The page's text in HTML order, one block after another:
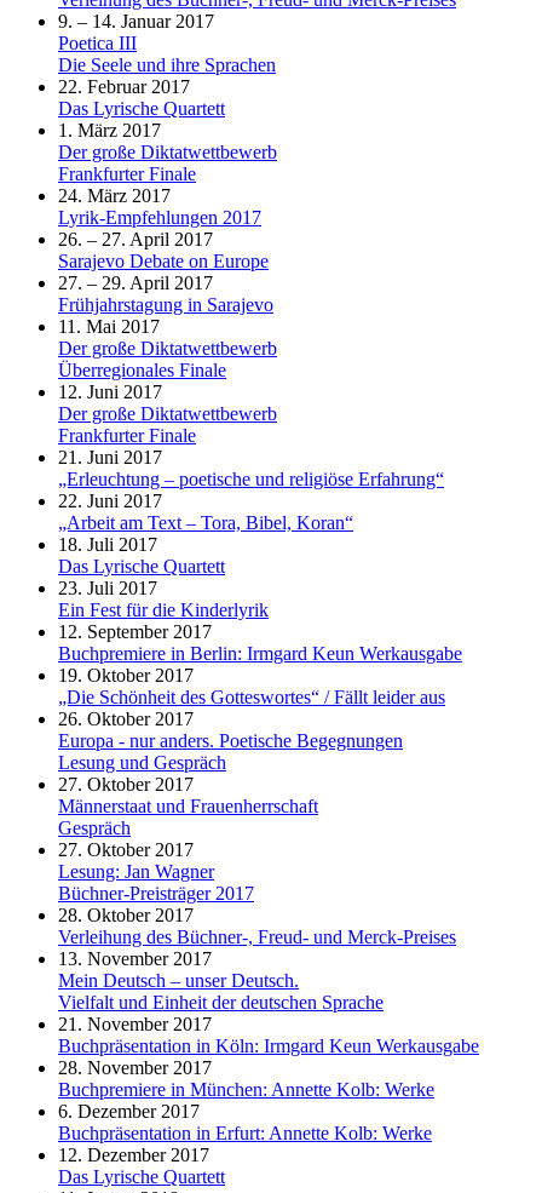
9. – 14. Januar 2017
Poetica III
Die Seele und ihre Sprachen
22. Februar 2017
Das Lyrische Quartett
1. März 2017
Der große Diktatwettbewerb
Frankfurter Finale
24. März 2017
Lyrik-Empfehlungen 2017
26. – 27. April 2017
Sarajevo Debate on Europe
27. – 29. April 2017
Frühjahrstagung in Sarajevo
11. Mai 2017
Der große Diktatwettbewerb
Überregionales Finale
12. Juni 2017
Der große Diktatwettbewerb
Frankfurter Finale
21. Juni 2017
„Erleuchtung – poetische und religiöse Erfahrung“
22. Juni 2017
„Arbeit am Text – Tora, Bibel, Koran“
18. Juli 2017
Das Lyrische Quartett
23. Juli 2017
Ein Fest für die Kinderlyrik
12. September 2017
Buchpremiere in Berlin: Irmgard Keun Werkausgabe
19. Oktober 2017
„Die Schönheit des Gotteswortes“ / Fällt leider aus
26. Oktober 2017
Europa - nur anders. Poetische Begegnungen
Lesung und Gespräch
27. Oktober 2017
Männerstaat und Frauenherrschaft
Gespräch
27. Oktober 2017
Lesung: Jan Wagner
Büchner-Preisträger 2017
28. Oktober 2017
Verleihung des Büchner-, Freud- und Merck-Preises
13. November 2017
Mein Deutsch – unser Deutsch.
Vielfalt und Einheit der deutschen Sprache
21. November 2017
Buchpräsentation in Köln: Irmgard Keun Werkausgabe
28. November 2017
Buchpremiere in München: Annette Kolb: Werke
6. Dezember 2017
Buchpräsentation in Erfurt: Annette Kolb: Werke
12. Dezember 2017
Das Lyrische Quartett